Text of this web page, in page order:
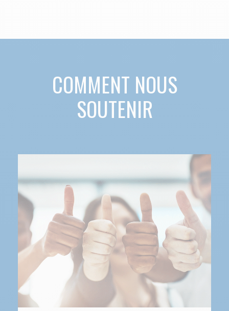
COMMENT NOUS
SOUTENIR